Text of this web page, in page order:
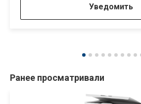
Уведомить
Ранее просматривали